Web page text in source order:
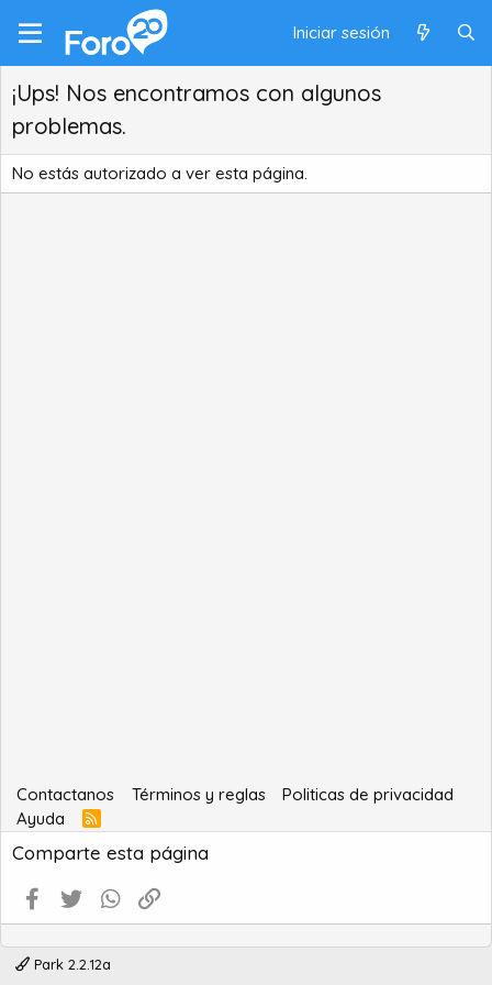
Iniciar sesión
¡Ups! Nos encontramos con algunos
problemas.
No estás autorizado a ver esta página.
Contactanos Términos y reglas
Politicas de privacidad
Ayuda
R
S
S
Comparte esta página
Facebook
Twitter WhatsApp
Park 2.2.12a